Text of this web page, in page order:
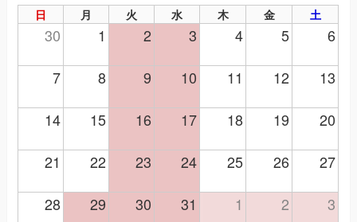
PREV
日 月 火 水 木 金 土
30 1 2 3 4 5 6
7 8 9 10 11 12 13
14 15 16 17 18 19 20
21 22 23 24 25 26 27
28 29 30 31 1 2 3